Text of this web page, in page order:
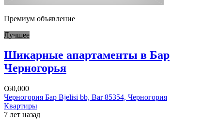
Премиум объявление
Лучшее
Шикарные апартаменты в Бар
Черногорья
€60,000
Черногория Бар Bjelisi bb, Bar 85354, Черногория
Квартиры
7 лет назад